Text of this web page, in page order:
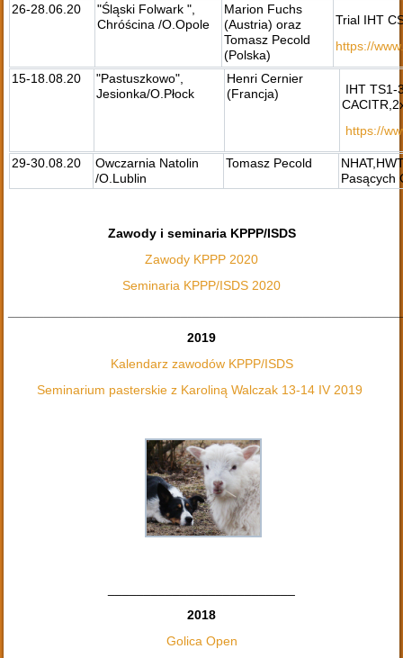
26-28.06.20
"Śląski Folwark ",
Chróścina /O.Opole
Marion Fuchs
(Austria) oraz
Tomasz Pecold
(Polska)
Trial IHT
https://
15-18.08.20
"Pastuszkowo",
Jesionka/O.Płock
Henri Cernier
(Francja)
IHT TS1-
https://
29-30.08.20
Owczarnia Natolin
/O.Lublin
Tomasz Pecold
Pasących
Zawody i seminaria KPPP/ISDS
Zawody KPPP 2020
Seminaria KPPP/ISDS 2020
2019
Kalendarz zawodów KPPP/ISDS
Seminarium pasterskie z Karoliną Walczak 13-14 IV 2019
2018
Golica Open